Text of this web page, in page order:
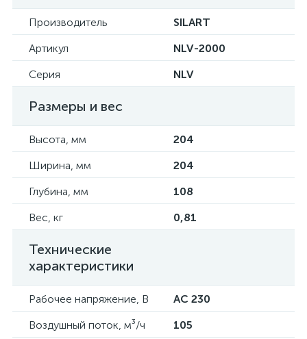
Производитель
SILART
Артикул
NLV-2000
Серия
NLV
Размеры и вес
Высота, мм
204
Ширина, мм
204
Глубина, мм
108
Вес, кг
0,81
Технические
характеристики
Рабочее напряжение, В
AC 230
Воздушный поток, м³/ч
105